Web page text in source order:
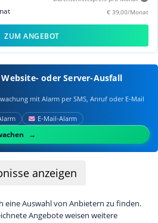
€ 39,00/Monat
ZUM ANGEBOT
oder Server-Ausfall
mit Alarm per SMS, Anruf oder E‑Mail
E‑Mail‑Alarm
anzeigen
eine Auswahl von Anbietern zu finden.
Angebote weisen weitere